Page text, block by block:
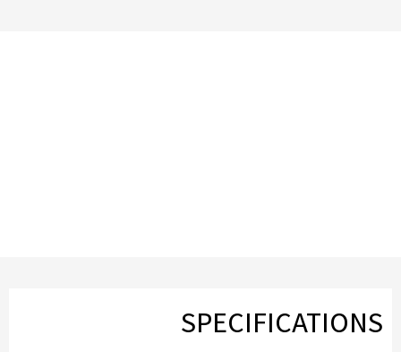
SPECIFICATIONS